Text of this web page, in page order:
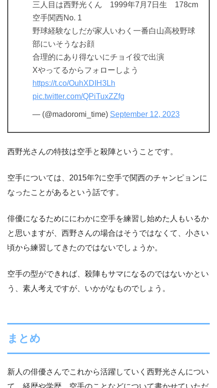
三人目は西野光くん 1999年7月7日生 178cm
空手関西No. 1
野球経験なしだが家人いわく一番白山高校野球
部にいそうなお顔
合理的にあり得ないにチョイ役で出演
Xやってるからフォローしよう
https://t.co/OuhXDIH3Lh
pic.twitter.com/QPiTuxZZfg
— (@madoromi_time) September 12, 2023
西野光さんの特技は空手と殺陣ということです。
空手については、2015年?に空手で関西のチャンピョンに
なったことがあるという話です。
俳優になるためににわかに空手を練習し始めた人もいるか
と思いますが、西野さんの場合はそうではなくて、小さい
頃から練習してきたのではないでしょうか。
空手の型ができれば、殺陣もサマになるのではないかとい
う、素人考えですが、いかがなものでしょう。
まとめ
新人の俳優さんでこれから活躍していく西野光さんについ
て、経歴や学歴、空手のことなどについて書かせていただ